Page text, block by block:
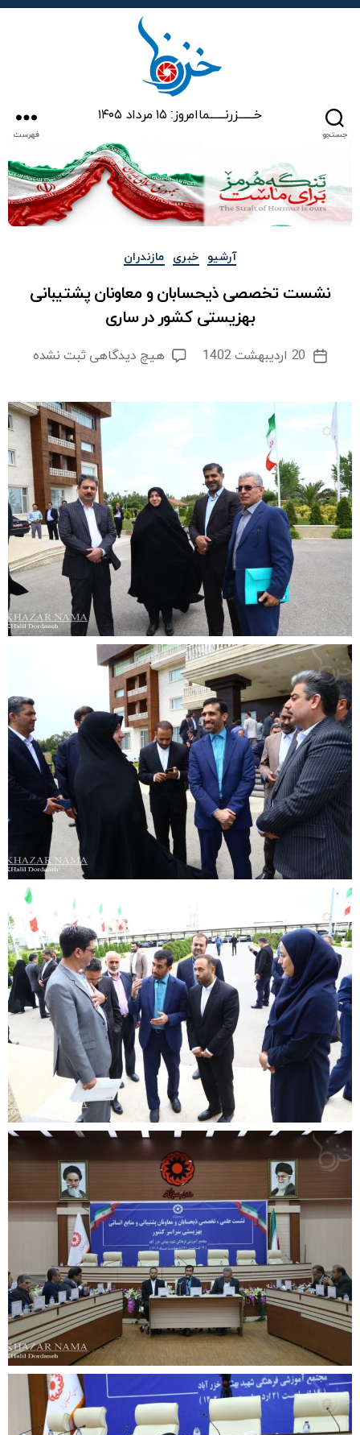
جستجو
خـــــــزرنـــــــماامروز: ۱۵ مرداد ۱۴۰۵
فهرست
دسته‌ها آرشیو خبری مازندران
نشست تخصصی ذیحسابان و معاونان پشتیبانی
بهزیستی کشور در ساری
تاریخ
20 اردیبهشت 1402 هیچ دیدگاهی برای
ذیحسابان
و
معاونان
پشتیبانی
بهزیستی
کشور
در
ساری
ثبت نشده